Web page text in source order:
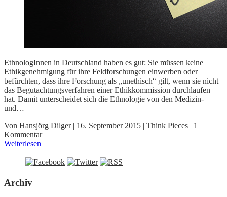
EthnologInnen in Deutschland haben es gut: Sie müssen keine
Ethikgenehmigung für ihre Feldforschungen einwerben oder
befürchten, dass ihre Forschung als „unethisch“ gilt, wenn sie nicht
das Begutachtungsverfahren einer Ethikkommission durchlaufen
hat. Damit unterscheidet sich die Ethnologie von den Medizin-
und…
Von Hansjörg Dilger| 16. September 2015 | Think Pieces | 1
Kommentar|
Weiterlesen
Archiv